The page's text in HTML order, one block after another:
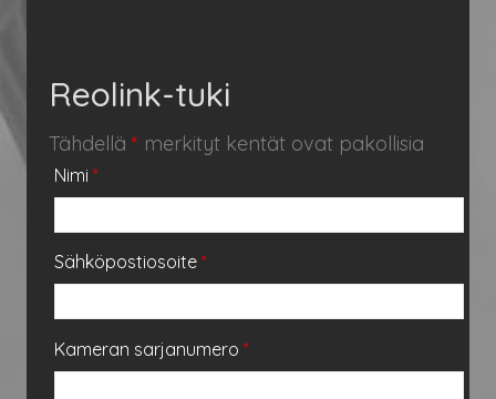
Reolink-tuki
Tähdellä * merkityt kentät ovat pakollisia
Nimi *
Sähköpostiosoite *
Kameran sarjanumero *